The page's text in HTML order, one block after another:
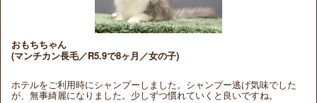
おもちちゃん
(マンチカン長毛／R5.9で8ヶ月／女の子)
ホテルをご利用時にシャンプーしました。シャンプー逃げ気味でした
が、無事綺麗になりました。少しずつ慣れていくと良いですね。